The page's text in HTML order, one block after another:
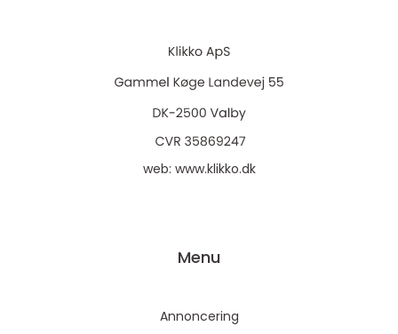
web: www.klikko.dk
Menu
Annoncering